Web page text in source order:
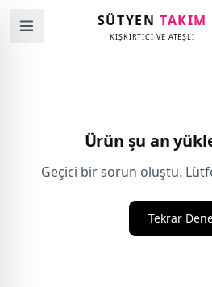
SÜTYENTAKIM
KIŞKIRTICI VE ATEŞLİ
Ürün şu an
Geçici bir sorun oluştu.
Tekrar